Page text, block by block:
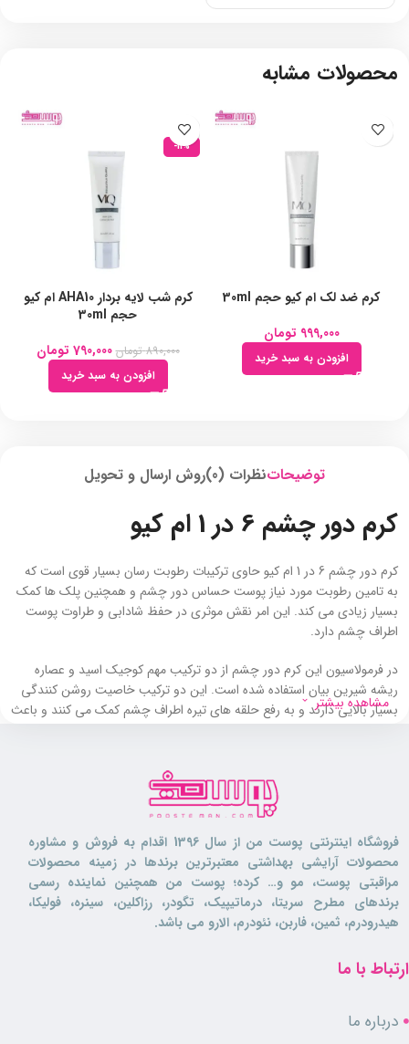
محصولات مشابه
کرم ضد لک ام کیو حجم 30ml
999,000 تومان
افزودن به سبد خرید
-11%
کرم شب لایه بردار AHA10 ام کیو
حجم 30ml
890,000 تومان 790,000 تومان
افزودن به سبد خرید
توضیحاتنظرات (0) روش ارسال و تحویل
کرم دور چشم 6 در 1 ام کیو
کرم دور چشم 6 در 1 ام کیو حاوی ترکیبات رطوبت رسان بسیار قوی است که
به تامین رطوبت مورد نیاز پوست حساس دور چشم و همچنین پلک ها کمک
بسیار زیادی می کند. این امر نقش موثری در حفظ شادابی و طراوت پوست
اطراف چشم دارد.
در فرمولاسیون این کرم دور چشم از دو ترکیب مهم کوجیک اسید و عصاره
ریشه شیرین بیان استفاده شده است. این دو ترکیب خاصیت روشن کنندگی
بسیار بالایی دارند و به رفع حلقه های تیره اطراف چشم کمک می کنند و باعث
یکدست شدن پوست اطراف چشم می گردند.
در ترکیبات این کرم از فیلترهای محافظتی ضد آفتاب استفاده شده است که از
پوست حساس و ظریف دور چشم در برابر نور خورشید محافظت می کنند.
بهبود فرایند اکسیژن رسانی در پوست حساس دور چشم می گردد. به همین
خاطر به کاهش پف دور چشم نیز کمک می نماید.
اما یکی از مهم تری ویژگی های این کرم خاصیت ضد چروک بودن آن می
باشد. این محصول با افزایش سنتز پروتئین های ساختاری مانند کلاژن در
خطوط و چروک های اطراف چشم نیز کمک می کند. به همین خاطر می توانید
مشاهده بیشتر
فروشگاه اینترنتی پوست من از سال 1396 اقدام به فروش و مشاوره
محصولات آرایشی بهداشتی معتبرترین برندها در زمینه محصولات
مراقبتی پوست، مو و… کرده؛ پوست من همچنین نماینده رسمی
برندهای مطرح سریتا، درماتیپیک، تگودر، رزاکلین، سینره، فولیکا،
هیدرودرم، ثمین، فاربن، نئودرم، الارو می باشد.
ارتباط با ما
درباره ما